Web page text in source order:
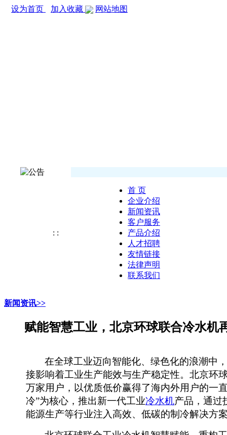
设为首页 加入收藏 网站地图
: :
首 页
企业介绍
新闻资讯
客户服务
产品介绍
人才招聘
友情链接
法律声明
联系我们
新闻资讯>>
赋能智慧工业，北京环球联合冷水机
在全球工业迈向智能化、绿色化的浪潮中
接影响着工业生产能效与生产稳定性。 北京环
万家用户，以优质低价赢得了海内外用户的一
冷”为核心，推出新一代工业冷水机产品，通过
能源生产等行业注入高效、低碳的制冷解决方